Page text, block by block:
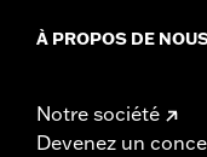
À PROPOS DE
Notre société
Devenez un